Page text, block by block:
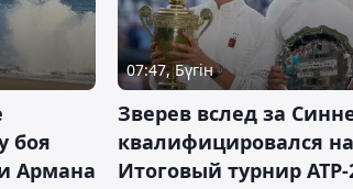
боя
Армана
07:47, Бүгін
Зверев вслед за
квалифицировался на
Итоговый турнир ATP-